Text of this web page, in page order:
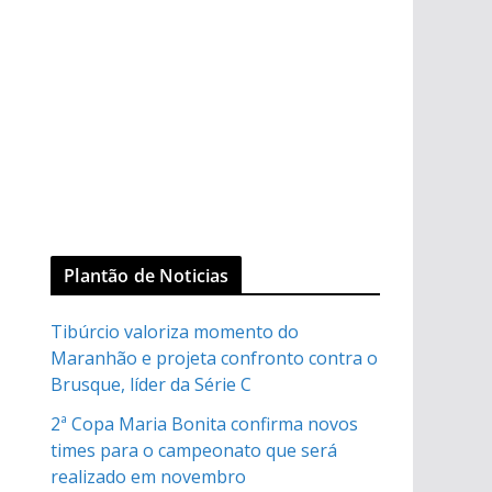
Plantão de Noticias
Tibúrcio valoriza momento do
Maranhão e projeta confronto contra o
Brusque, líder da Série C
2ª Copa Maria Bonita confirma novos
times para o campeonato que será
realizado em novembro